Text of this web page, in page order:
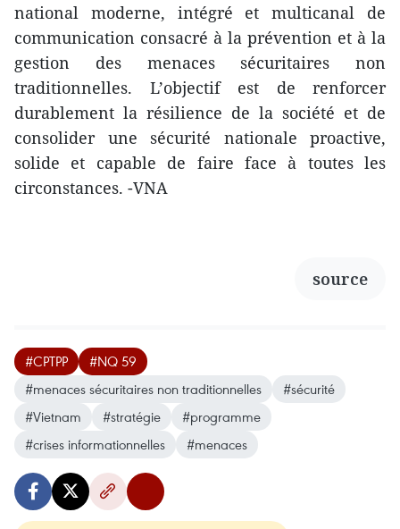
national moderne, intégré et multicanal de
communication consacré à la prévention et à la
gestion des menaces sécuritaires non
traditionnelles. L’objectif est de renforcer
durablement la résilience de la société et de
consolider une sécurité nationale proactive,
solide et capable de faire face à toutes les
circonstances. -VNA
source
#CPTPP
#NQ 59
#menaces sécuritaires non traditionnelles
#sécurité
#Vietnam
#stratégie
#programme
#crises informationnelles
#menaces